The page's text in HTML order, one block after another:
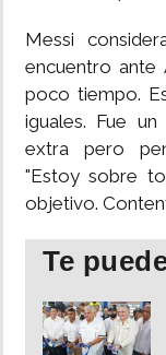
Messi
encuentro ante
poco tiempo.
iguales. Fue
extra pero
"Estoy sobre
objetivo.
Te